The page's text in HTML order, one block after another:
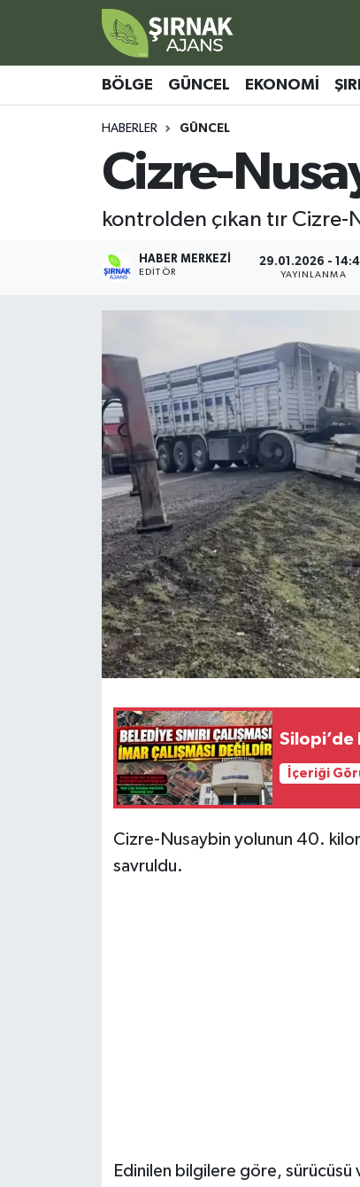
BÖLGE GÜNCEL EKONOMI
HABERLER GÜNCEL
Cizre-
kontrolden çıkan tır
HABER MERKEZI
EDITÖR
29.01.2026 -
YAYINLANMA
Silopi’de
İçeriği
Cizre-Nusaybin yolunun 40.
savruldu.
Edinilen bilgilere göre, sürücüsü
Bölge
Ekonomi
Kültür - Sanat
Siyaset
Teknoloji
Yazarlar
Şırnak Nöbetçi Eczaneler
Şirnak Namaz Vakitleri
Haber Arşivi